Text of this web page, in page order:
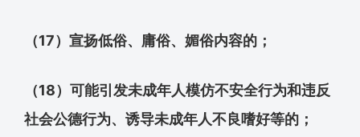
（17）宣扬低俗、庸俗、媚俗内容的；
（18）可能引发未成年人模仿不安全行为和违反
社会公德行为、诱导未成年人不良嗜好等的；